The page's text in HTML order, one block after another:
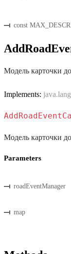
const
Модель карточки
Implements:
Модель карточки
Parameters
roadEventManager
map